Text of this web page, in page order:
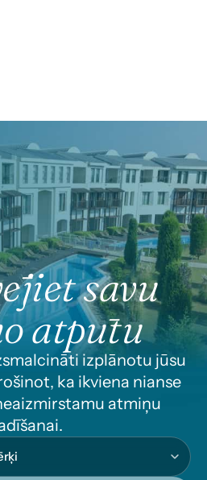
savu
atpūtu
izplānotu jūsu
ka ikviena nianse
atmiņu